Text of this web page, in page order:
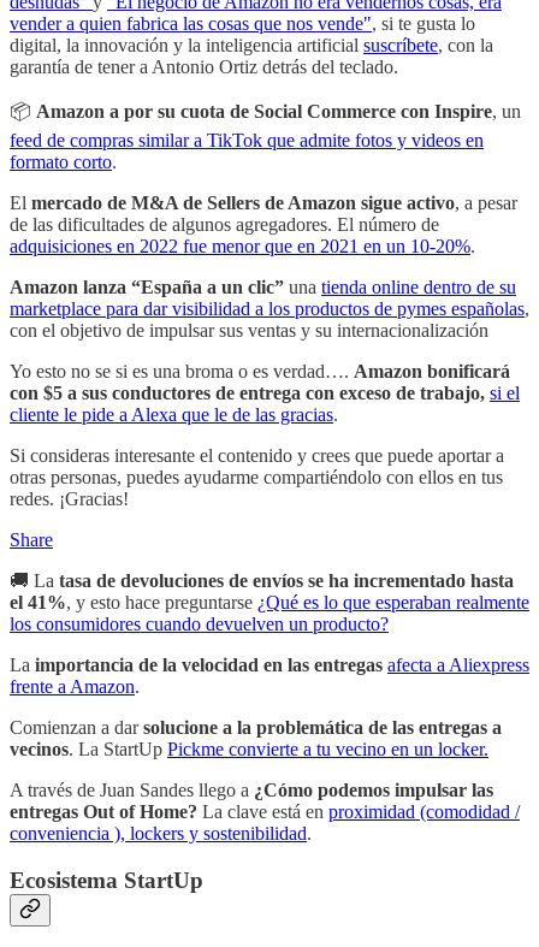
vender a quien fabrica las cosas que nos vende", si te gusta lo
digital, la innovación y la inteligencia artificial suscríbete, con la
garantía de tener a Antonio Ortiz detrás del teclado.
📦 Amazon a por su cuota de Social Commerce con Inspire, un
feed de compras similar a TikTok que admite fotos y videos en
formato corto.
El mercado de M&A de Sellers de Amazon sigue activo, a pesar
de las dificultades de algunos agregadores. El número de
adquisiciones en 2022 fue menor que en 2021 en un 10-20%.
Amazon lanza “España a un clic” una tienda online dentro de su
marketplace para dar visibilidad a los productos de pymes españolas,
con el objetivo de impulsar sus ventas y su internacionalización
Yo esto no se si es una broma o es verdad…. Amazon bonificará
con $5 a sus conductores de entrega con exceso de trabajo, si el
cliente le pide a Alexa que le de las gracias.
Si consideras interesante el contenido y crees que puede aportar a
otras personas, puedes ayudarme compartiéndolo con ellos en tus
redes. ¡Gracias!
Share
🚚 La tasa de devoluciones de envíos se ha incrementado hasta
el 41%, y esto hace preguntarse ¿Qué es lo que esperaban realmente
los consumidores cuando devuelven un producto?
La importancia de la velocidad en las entregas afecta a Aliexpress
frente a Amazon.
Comienzan a darsolucione a la problemática de las entregas a
vecinos. La StartUp Pickme convierte a tu vecino en un locker.
A través de Juan Sandes llego a ¿Cómo podemos impulsar las
entregas Out of Home? La clave está en proximidad (comodidad /
conveniencia ), lockers y sostenibilidad.
Ecosistema StartUp